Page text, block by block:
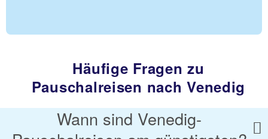
Häufige Fragen zu
Pauschalreisen nach Venedig
Wann sind Venedig-